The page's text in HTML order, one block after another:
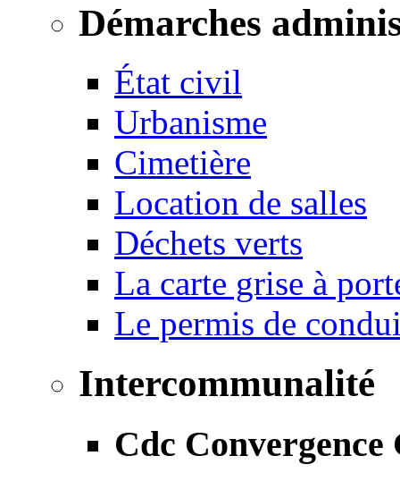
Démarches
État civil
Urbanisme
Cimetière
Location de salles
Déchets verts
La carte grise à
Le permis de
Intercommunalité
Cdc Convergence